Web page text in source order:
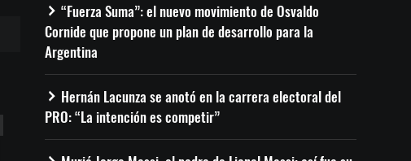
“Fuerza Suma”: el nuevo movimiento de Osvaldo
Cornide que propone un plan de desarrollo para la
Argentina
Hernán Lacunza se anotó en la carrera electoral del
PRO: “La intención es competir”